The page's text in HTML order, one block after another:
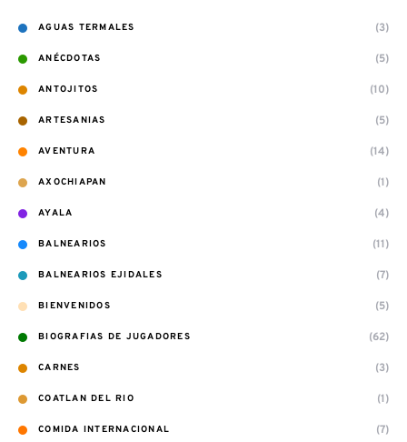
AGUAS TERMALES (3)
ANÉCDOTAS (5)
ANTOJITOS (10)
ARTESANIAS (5)
AVENTURA (14)
AXOCHIAPAN (1)
AYALA (4)
BALNEARIOS (11)
BALNEARIOS EJIDALES (7)
BIENVENIDOS (5)
BIOGRAFIAS DE JUGADORES (62)
CARNES (3)
COATLAN DEL RIO (1)
COMIDA INTERNACIONAL (7)